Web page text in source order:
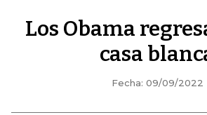
Los Obama
casa
Fecha: 09/09/2022